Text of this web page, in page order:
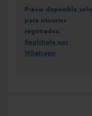
Precio disponible solo
para usuarios
registrados.
Regístrate por
Whatsapp